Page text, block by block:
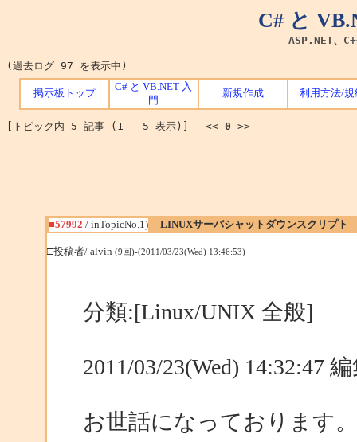
C# と
ASP.NET、
(過去ログ 97 を表示中)
掲示板トップ
C# と VB.NET 入
門
新規作成 利用方法/規
[トピック内 5 記事 (1 - 5 表示)] << 0 >>
■57992 / inTopicNo.1) LINUXサーバシャットダウンスクリプト
□投稿者/ alvin (9回)-(2011/03/23(Wed) 13:46:53)
分類:[Linux/UNIX 全般]
2011/03/23(Wed) 14:32:47
お世話になっております。